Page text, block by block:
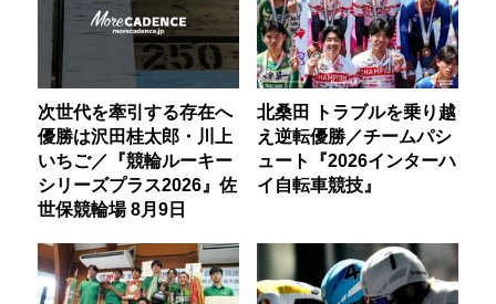
次世代を牽引する存在へ
優勝は沢田桂太郎・川上
いちご／『競輪ルーキー
シリーズプラス2026』佐
世保競輪場 8月9日
北桑田 トラブルを乗り越
え逆転優勝／チームパシ
ュート『2026インターハ
イ自転車競技』